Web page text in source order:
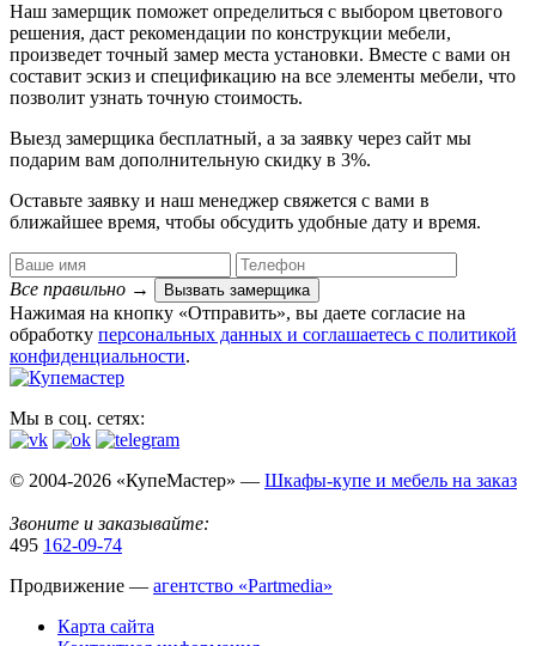
Наш замерщик поможет определиться с выбором цветового
решения, даст рекомендации по конструкции мебели,
произведет точный замер места установки. Вместе с вами он
составит эскиз и спецификацию на все элементы мебели, что
позволит узнать точную стоимость.
Выезд замерщика бесплатный, а за заявку через сайт мы
подарим вам дополнительную скидку в 3%.
Оставьте заявку и наш менеджер свяжется с вами в
ближайшее время, чтобы обсудить удобные дату и время.
Все правильно → Вызвать замерщика
Нажимая на кнопку «Отправить», вы даете согласие на
обработку персональных данных​ и соглашаетесь c политикой
конфиденциальности.
Мы в соц. сетях:
© 2004-2026 «КупеМастер» — Шкафы-купе и мебель на заказ
Звоните и заказывайте:
495 162-09-74
Продвижение — агентство «Partmedia»
Карта сайта